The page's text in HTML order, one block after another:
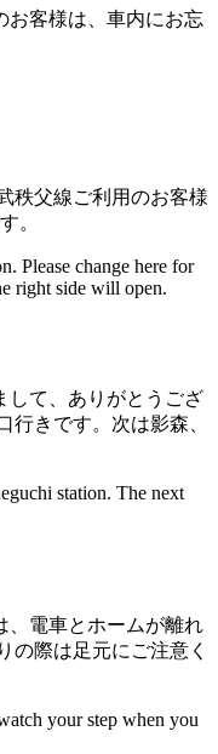
お客様は、車内にお忘
秩父線ご利用のお客様
。
Please change here for
right side will open.
して、ありがとうござ
行きです。次は影森、
station. The next
、電車とホームが離れ
の際は足元にご注意く
your step when you